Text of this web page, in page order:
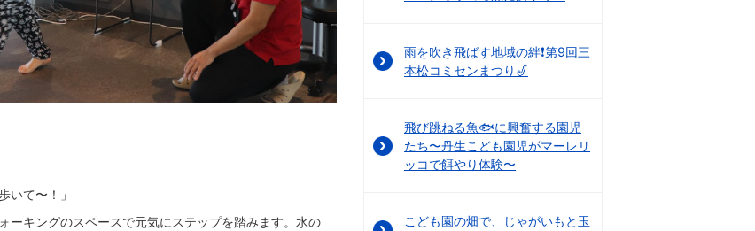
いて〜！」
ーキングのスペースで元気にステップを踏みます。水の
雨を吹き飛ばす地域の絆❗第9回三
本松コミセンまつり🎷
飛び跳ねる魚🐟に興奮する園児
たち〜丹生こども園児がマーレリ
ッコで餌やり体験〜
こども園の畑で、じゃがいもと玉